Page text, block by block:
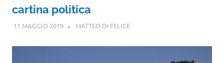
cartina politica
11 MAGGIO 2019 MATTEO DI FELICE